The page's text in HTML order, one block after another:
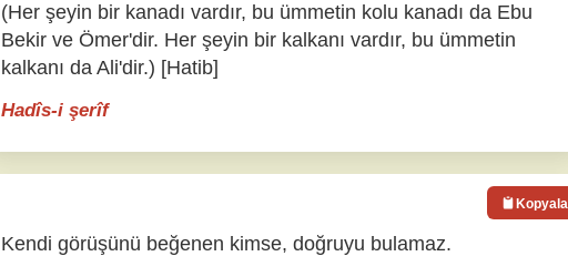
(Her şeyin bir kanadı vardır, bu ümmetin kolu kanadı da Ebu
Bekir ve Ömer'dir. Her şeyin bir kalkanı vardır, bu ümmetin
kalkanı da Ali'dir.) [Hatib]
Hadîs-i şerîf
Kendi görüşünü beğenen kimse, doğruyu bulamaz.
Kopyala